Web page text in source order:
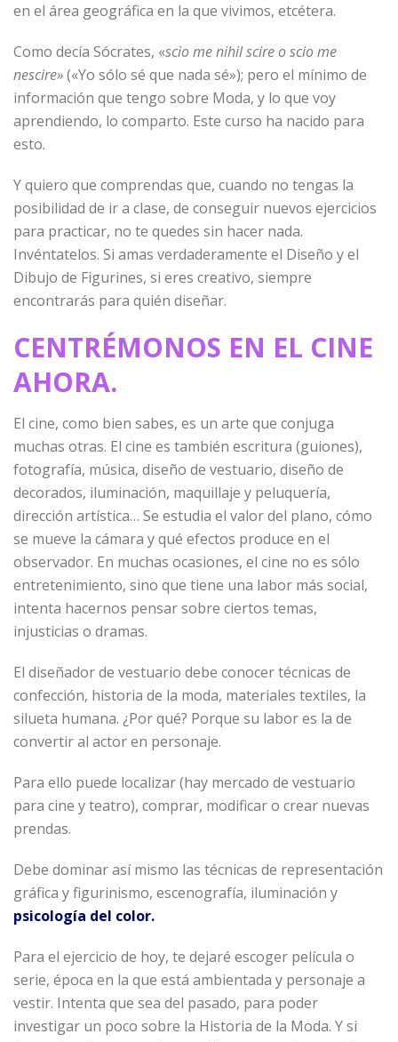
en el área geográfica en la que vivimos, etcétera.
Como decía Sócrates, «scio me nihil scire o scio me
nescire»(«Yo sólo sé que nada sé»); pero el mínimo de
información que tengo sobre Moda, y lo que voy
aprendiendo, lo comparto. Este curso ha nacido para
esto.
Y quiero que comprendas que, cuando no tengas la
posibilidad de ir a clase, de conseguir nuevos ejercicios
para practicar, no te quedes sin hacer nada.
Invéntatelos. Si amas verdaderamente el Diseño y el
Dibujo de Figurines, si eres creativo, siempre
encontrarás para quién diseñar.
CENTRÉMONOS EN EL CINE
AHORA.
El cine, como bien sabes, es un arte que conjuga
muchas otras. El cine es también escritura (guiones),
fotografía, música, diseño de vestuario, diseño de
decorados, iluminación, maquillaje y peluquería,
dirección artística… Se estudia el valor del plano, cómo
se mueve la cámara y qué efectos produce en el
observador. En muchas ocasiones, el cine no es sólo
entretenimiento, sino que tiene una labor más social,
intenta hacernos pensar sobre ciertos temas,
injusticias o dramas.
El diseñador de vestuario debe conocer técnicas de
confección, historia de la moda, materiales textiles, la
silueta humana. ¿Por qué? Porque su labor es la de
convertir al actor en personaje.
Para ello puede localizar (hay mercado de vestuario
para cine y teatro), comprar, modificar o crear nuevas
prendas.
Debe dominar así mismo las técnicas de representación
gráfica y figurinismo, escenografía, iluminación y
psicología del color.
Para el ejercicio de hoy, te dejaré escoger película o
serie, época en la que está ambientada y personaje a
vestir. Intenta que sea del pasado, para poder
investigar un poco sobre la Historia de la Moda. Y si